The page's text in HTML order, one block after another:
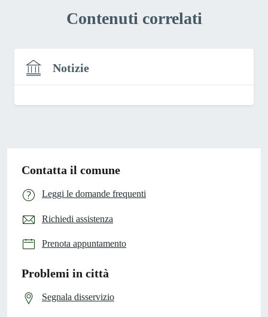
Contenuti correlati
Notizie
Contatta il comune
Leggi le domande frequenti
Richiedi assistenza
Prenota appuntamento
Problemi in città
Segnala disservizio